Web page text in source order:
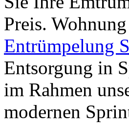
Preis.
Entrümpelung
Entsorgung in
im Rahmen
modernen